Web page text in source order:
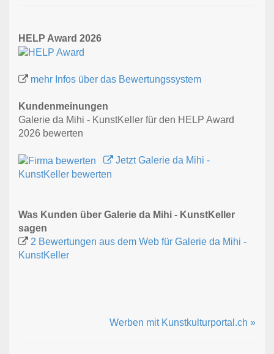
HELP Award 2026
mehr Infos über das Bewertungssystem
Kundenmeinungen
Galerie da Mihi - KunstKeller für den HELP Award
2026 bewerten
Jetzt Galerie da Mihi -
KunstKeller bewerten
Was Kunden über Galerie da Mihi - KunstKeller
sagen
2 Bewertungen aus dem Web für Galerie da Mihi -
KunstKeller
Werben mit Kunstkulturportal.ch »